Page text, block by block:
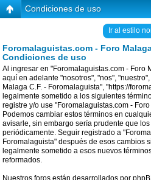
Condiciones de uso
Ir al estilo
Foromalaguistas.com - Foro
Condiciones de uso
Al ingresar en "Foromalaguistas.com - Foro
aquí en adelante "nosotros", "nos",
Malaga C.F. - Foromalaguista", "https://
legalmente sometido a los siguientes
registre y/o use "Foromalaguistas.com -
Podemos cambiar estos términos en
avisarle, sin embargo sería prudente que
periódicamente. Seguir registrado a
Foromalaguista" después de esos cambios
legalmente sometido a esos nuevos
reformados.
Nuestros foros están desarrollados por